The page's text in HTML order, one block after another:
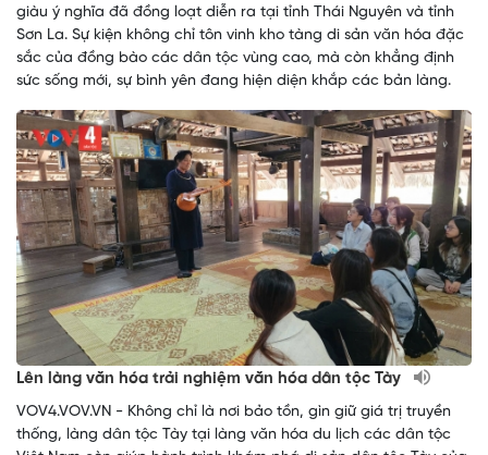
giàu ý nghĩa đã đồng loạt diễn ra tại tỉnh Thái Nguyên và tỉnh
Sơn La. Sự kiện không chỉ tôn vinh kho tàng di sản văn hóa đặc
sắc của đồng bào các dân tộc vùng cao, mà còn khẳng định
sức sống mới, sự bình yên đang hiện diện khắp các bản làng.
Lên làng văn hóa trải nghiệm văn hóa dân tộc Tày
VOV4.VOV.VN - Không chỉ là nơi bảo tồn, gìn giữ giá trị truyền
thống, làng dân tộc Tày tại làng văn hóa du lịch các dân tộc